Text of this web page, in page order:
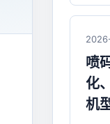
喷
化
机